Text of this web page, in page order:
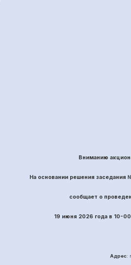
Вниманию
На основании решения заседания
сообщает о
19 июня 2026 года в 10-
Адрес: